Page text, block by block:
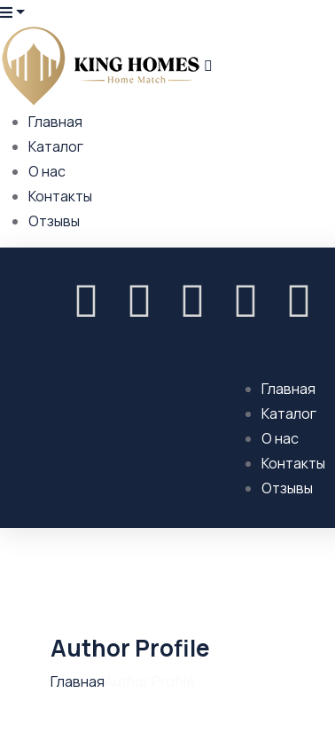
Главная
Каталог
О нас
Контакты
Отзывы
Главная
Каталог
О нас
Контакты
Отзывы
Author Profile
Главная